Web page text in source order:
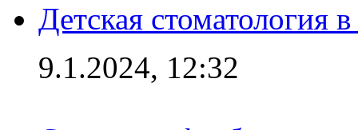
Детская стоматология
9.1.2024, 12:32